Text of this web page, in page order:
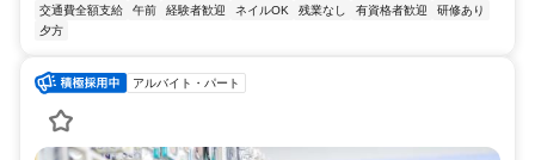
交通費全額支給
午前 経験者歓迎 ネイルOK 残業なし 有資格者歓迎
研修あり
夕方
アルバイト・パート